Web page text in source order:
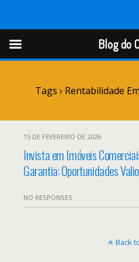
Blog do
Tags › Rentabilidade
15 DE FEVEREIRO DE 2026
Invista em Imóveis
Garantia: Oportunidades
NO RESPONSES
Back
Blog do